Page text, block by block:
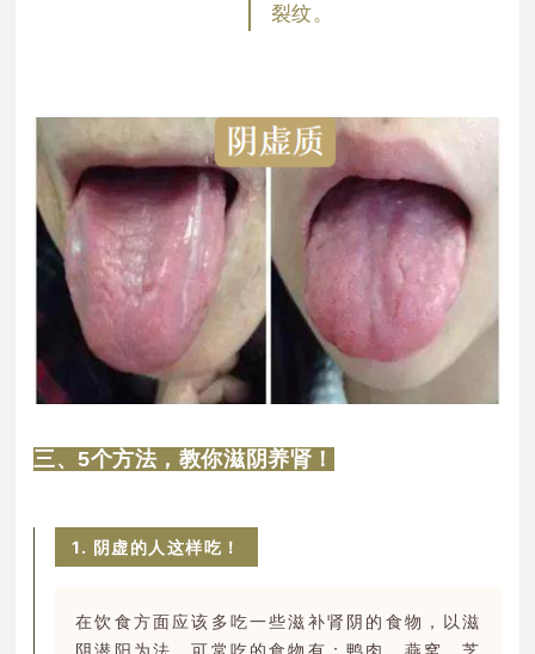
裂纹。
三、5个方法，教你滋阴养肾！
1. 阴虚的人这样吃！
在饮食方面应该多吃一些滋补肾阴的食物，以滋
阴潜阳为法。可常吃的食物有：鸭肉、燕窝、芝